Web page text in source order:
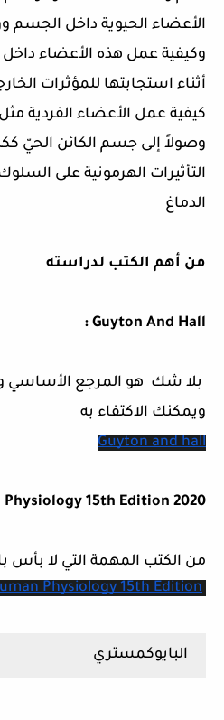
الأعضاء الحيوية داخل
وكيفية عمل هذه الأعضاء
أثناء استجابتها للمؤثرات
كيفية عمل الأعضاء الفردية مثل
وصولاً إلى جسم الكائن الحيّ
التأثيرات الهرمونية على
الدماغ
من أهم الكتب لدراسته
Guyton And Hall :
بلا شك هو المرجع الأساسي
ويمكنك الاكتفاء به
Guyton and hall
Physiology 15th Edition 2020:
من الكتب المهمة التي لا بأس
Physiology 15th Edition
البايوكمستري